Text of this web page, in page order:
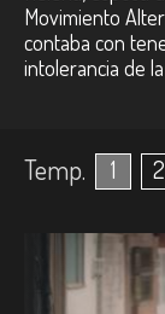
Movimiento
contaba con
intolerancia de
Temp. 1 2